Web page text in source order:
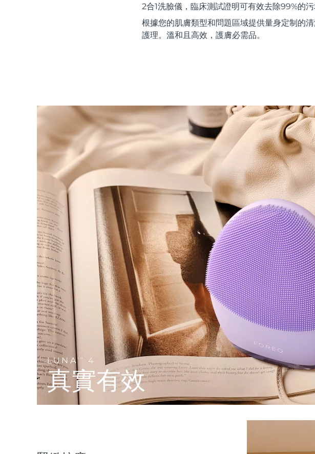
2合1洗臉儀，臨床測試證明可有效去除99%的
根據您的肌膚類型和問題區域提供量身定制的
護理。溫和且高效，護膚必需品。
LUNATM 4
真實有效
LUNA™ 4 套裝
Anti-aging massage
LUNA™ 4 Plus
Massage, LED heating
LUNA™ 4 Men
For men, anti-aging massage
LUNA™ 4 mini
For young skin, T-zone
LUNA™ 4 go
For travel or gym bag
LUNA™護膚
Premium cleansers & balm
LUNA™ 設備
BEAR™ 2 套裝
Microcurrent toning
BEAR™ 2 go
Microcurrent toning on-the-go
BEAR™ 2 eyes & lips
Microcurrent line smoothing device
面部提拉護理
Premium anti-aging skincare
BEAR™ 設備
All premium facelift devices
補水保濕
UFO™ 3 套裝
Deep facial hydration
UFO™ 3 LED
Near-infrared and red light therapy device
UFO™ 3 mini
Red light therapy device for young skin
UFO™ 3 go
Portable red light therapy
面膜
Rejuvenation & hydration
口腔護理
issa™ 4
Hybrid silicone sonic toothbrush
issa™ 4 plus
Smart hybrid silicone sonic toothbrush
issa™ 4 smile
Hybrid silicone sonic toothbrush
issa™ 4 baby
For ages 0-3
issa™ Teeth Whitening Set
Dual LED + sonic device & 18% PAP gel
FAQ™ 抗老護理
抗老
FAQ™ 101
Clinical anti-aging
FAQ™ 102
Advanced clinical anti-aging
FAQ™ 103
Luxurious clinical anti-aging set
LED 護理
NEW
FAQ™ 201
LED mask
FAQ™ 202
LED mask
FAQ™ 211
Anti-aging neck & décolleté LED mask
生髮
FAQ™ 301
LED hair strengthening scalp massager
FAQ™ Scalp Serum
Scalp recovery probiotic serum
肌膚年輕化
NEW
FAQ™ 501
Full-Spectrum Red Light Therapy
FAQ™ 502
Full-Spectrum Red Light Therapy
保健品
NEW
專業治療